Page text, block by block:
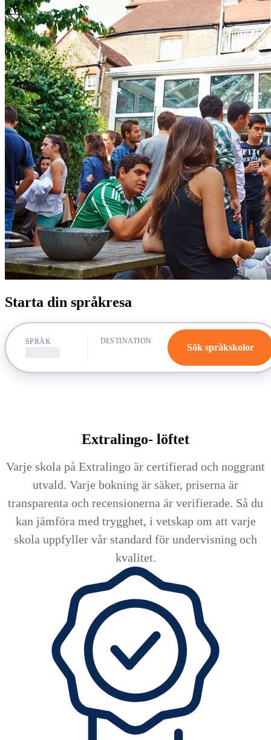
Starta din språkresa
SPRÅK DESTINATION
Sök språkskolor
Extralingo- löftet
Varje skola på Extralingo är certifierad och noggrant
utvald. Varje bokning är säker, priserna är
transparenta och recensionerna är verifierade. Så du
kan jämföra med trygghet, i vetskap om att varje
skola uppfyller vår standard för undervisning och
kvalitet.